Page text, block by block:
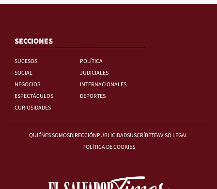
SECCIONES
SUCESOS
POLÍTICA
SOCIAL
JUDICIALES
NEGOCIOS
INTERNACIONALES
ESPECTÁCULOS
DEPORTES
CURIOSIDADES
QUIÉNES SOMOSDIRECCIÓNPUBLICIDADSUSCRÍBETEAVISO LEGAL
POLÍTICA DE COOKIES